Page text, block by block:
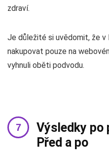
zdraví.
Je důležité si uvědomit, že
nakupovat pouze na
vyhnuli oběti podvodu.
Výsledky po
Před a po